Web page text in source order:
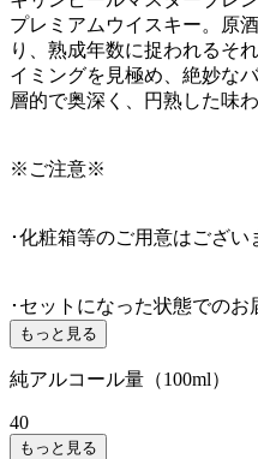
プレミアムウイスキー。原
り、熟成年数に捉われるそ
イミングを見極め、絶妙な
層的で奥深く、円熟した味
※ご注意※
･化粧箱等のご用意はござい
･セットになった状態でのお
もっと見る
純アルコール量（100ml）
40
もっと見る